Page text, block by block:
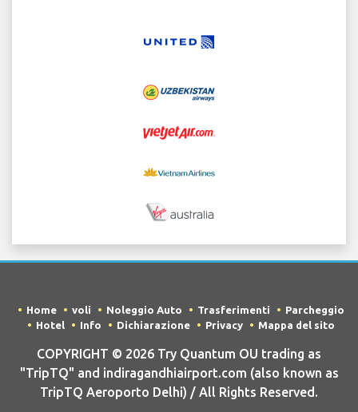
Home voli Noleggio Auto Trasferimenti
Parcheggio
Hotel
Info Dichiarazione Privacy Mappa del sito
COPYRIGHT © 2026 Try Quantum OU trading as
"TripTQ" and indiragandhiairport.com (also known as
TripTQ Aeroporto Delhi) / All Rights Reserved.